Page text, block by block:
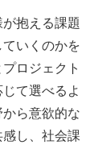
抱える課題
いくのかを
ロジェクト
て選べるよ
ら意欲的な
し、社会課